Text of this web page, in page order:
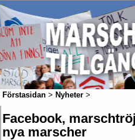
Förstasidan > Nyheter >
Facebook,
nya marscher